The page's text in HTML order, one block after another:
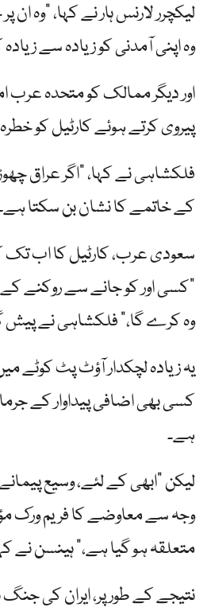
لیکچرر لارنس ہار نے کہا، "وہ ان
وہ اپنی آمدنی کو زیادہ سے زیادہ
اور دیگر ممالک کو متحدہ عرب
پیروی کرتے ہوئے کارٹیل کو
کے خاتمے کا نشان بن سکتا
سعودی عرب، کارٹیل کا اب تک
"کسی اور کو جانے سے روکنے
وہ کرے گا،” فلکشاہی نے پیش
یہ زیادہ لچکدار آؤٹ پٹ کوٹے
کسی بھی اضافی پیداوار کے
ہے۔
لیکن "ابھی کے لئے، وسیع پیمانے
وجہ سے معاوضے کا فریم ورک
متعلقہ ہو گیا ہے،” ہینسن نے
نتیجے کے طور پر، ایران کی